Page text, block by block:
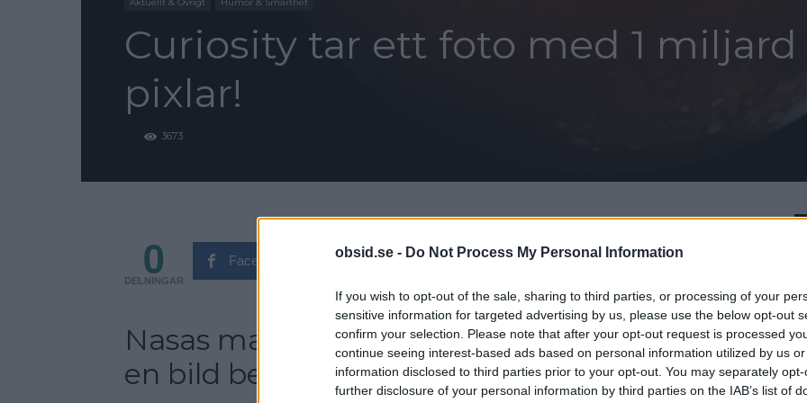
obsid.se - Do Not Process My Personal Information
If you wish to opt-out of the sale, sharing to third parties, or processing of your
sensitive information for targeted advertising by us, please use the below opt-out
confirm your selection. Please note that after your opt-out request is processed
continue seeing interest-based ads based on personal information utilized by us
information disclosed to third parties prior to your opt-out. You may separately
further disclosure of your personal information by third parties on the IAB’s list of
Curiosity tar ett foto med 1 miljard
pixlar!
3673
0
DELNINGAR
Facebook Twitter
Nasas marslandare Curiosity tog i dagarna
en bild bestående av otroliga 1 miljard pixlar